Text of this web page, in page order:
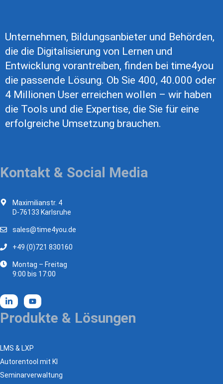
Unternehmen, Bildungsanbieter und Behörden,
die die Digitalisierung von Lernen und
Entwicklung vorantreiben, finden bei time4you
die passende Lösung. Ob Sie 400, 40.000 oder
4 Millionen User erreichen wollen – wir haben
die Tools und die Expertise, die Sie für eine
erfolgreiche Umsetzung brauchen.
Kontakt & Social Media
Maximilianstr. 4
D-76133 Karlsruhe
sales@time4you.de
+49 (0)721 830160
Montag – Freitag
9:00 bis 17:00
Produkte & Lösungen
LMS & LXP
Autorentool mit KI
Seminarverwaltung